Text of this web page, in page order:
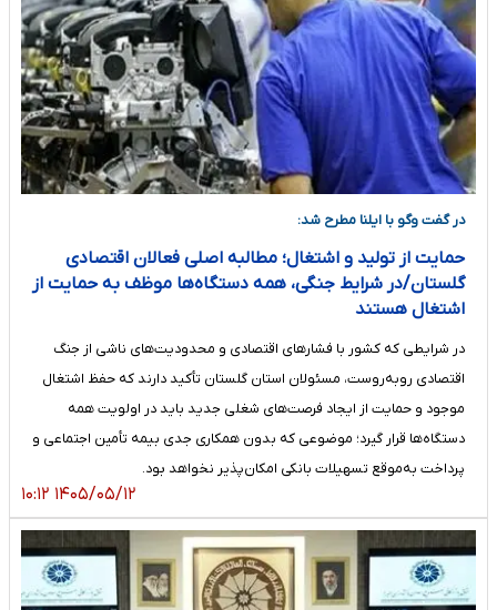
در گفت وگو با ایلنا مطرح شد:
حمایت از تولید و اشتغال؛ مطالبه اصلی فعالان اقتصادی
گلستان/در شرایط جنگی، همه دستگاه‌ها موظف به حمایت از
اشتغال هستند
در شرایطی که کشور با فشارهای اقتصادی و محدودیت‌های ناشی از جنگ
اقتصادی روبه‌روست، مسئولان استان گلستان تأکید دارند که حفظ اشتغال
موجود و حمایت از ایجاد فرصت‌های شغلی جدید باید در اولویت همه
دستگاه‌ها قرار گیرد؛ موضوعی که بدون همکاری جدی بیمه تأمین اجتماعی و
پرداخت به‌موقع تسهیلات بانکی امکان‌پذیر نخواهد بود.
۱۴۰۵/۰۵/۱۲ ۱۰:۱۲